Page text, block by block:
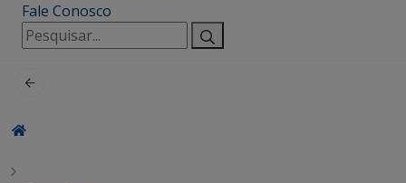
Fale Conosco
Pesquisar
por: